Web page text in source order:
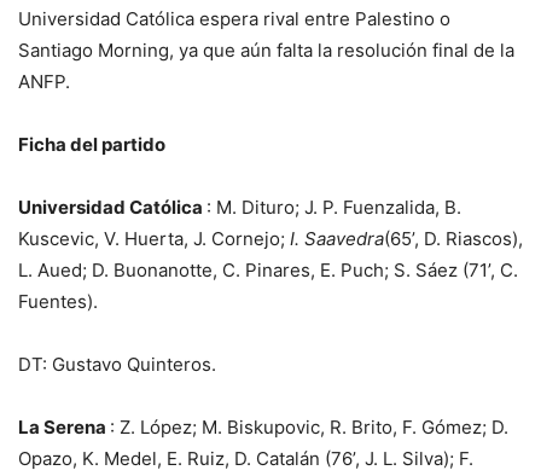
Universidad Católica espera rival entre Palestino o
Santiago Morning, ya que aún falta la resolución final de la
ANFP.
Ficha del partido
Universidad Católica : M. Dituro; J. P. Fuenzalida, B.
Kuscevic, V. Huerta, J. Cornejo; I. Saavedra(65’, D. Riascos),
L. Aued; D. Buonanotte, C. Pinares, E. Puch; S. Sáez (71’, C.
Fuentes).
DT: Gustavo Quinteros.
La Serena : Z. López; M. Biskupovic, R. Brito, F. Gómez; D.
Opazo, K. Medel, E. Ruiz, D. Catalán (76’, J. L. Silva); F.